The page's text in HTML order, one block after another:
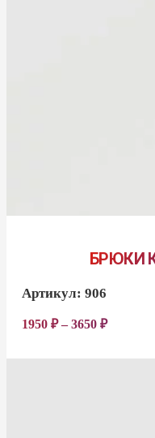
БРЮКИ
Артикул:906
1950₽–3650₽